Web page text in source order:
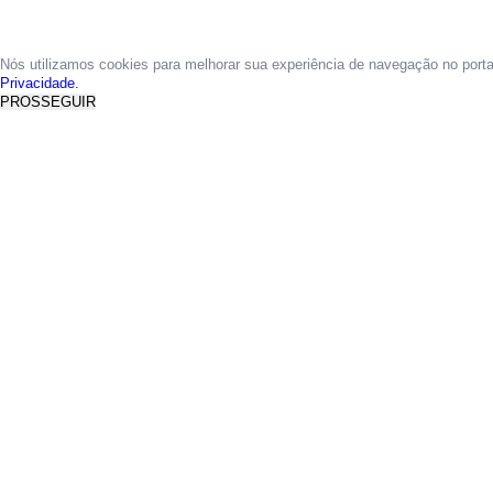
Nós utilizamos cookies para melhorar sua experiência de navegação no
Privacidade.
PROSSEGUIR